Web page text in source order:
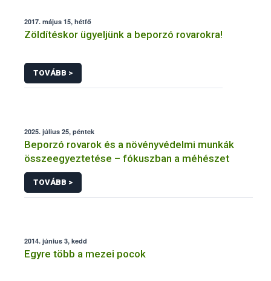
2017. május 15, hétfő
Zöldítéskor ügyeljünk a beporzó rovarokra!
TOVÁBB >
2025. július 25, péntek
Beporzó rovarok és a növényvédelmi munkák
összeegyeztetése – fókuszban a méhészet
TOVÁBB >
2014. június 3, kedd
Egyre több a mezei pocok